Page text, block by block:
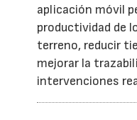
aplicación móvil
productividad de
terreno, reducir
mejorar la
intervenciones